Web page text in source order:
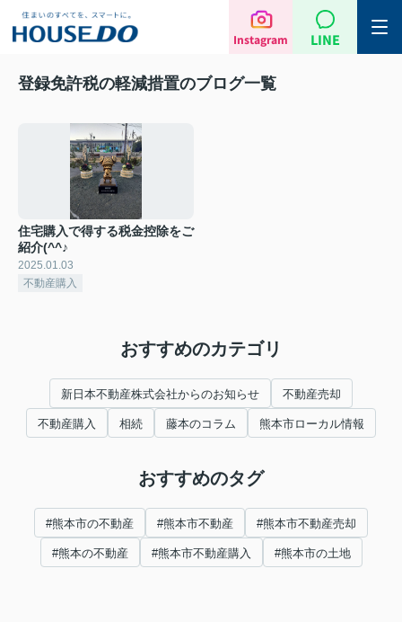
Instagram LINE
登録免許税の軽減措置のブログ一覧
住宅購入で得する税金控除をご
紹介(^^♪
2025.01.03
不動産購入
おすすめのカテゴリ
新日本不動産株式会社からのお知らせ 不動産売却
不動産購入 相続 藤本のコラム 熊本市ローカル情報
おすすめのタグ
#熊本市の不動産 #熊本市不動産 #熊本市不動産売却
#熊本の不動産 #熊本市不動産購入 #熊本市の土地